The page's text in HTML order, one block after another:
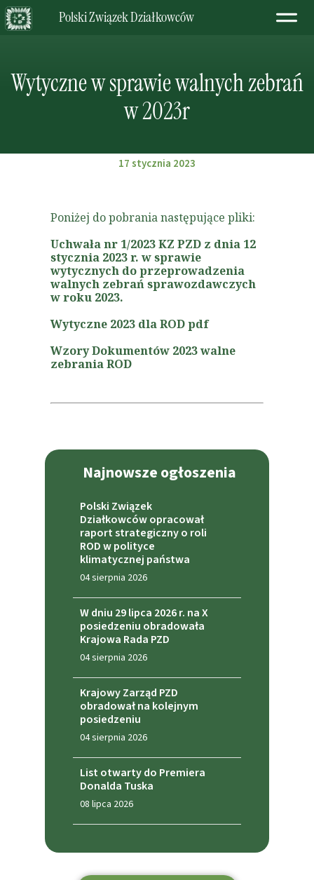
Polski Związek Działkowców
Najnowsze ogłoszenia
Polski Związek
Działkowców opracował
raport strategiczny o roli
ROD w polityce
klimatycznej państwa
04 sierpnia 2026
W dniu 29 lipca 2026 r. na X
posiedzeniu obradowała
Krajowa Rada PZD
04 sierpnia 2026
Krajowy Zarząd PZD
obradował na kolejnym
posiedzeniu
04 sierpnia 2026
List otwarty do Premiera
Donalda Tuska
08 lipca 2026
Wytyczne w sprawie walnych zebrań
w 2023r
17 stycznia 2023
Poniżej do pobrania następujące pliki:
Uchwała nr 1/2023 KZ PZD z dnia 12
stycznia 2023 r. w sprawie
wytycznych do przeprowadzenia
walnych zebrań sprawozdawczych
w roku 2023.
Wytyczne 2023 dla ROD pdf
Wzory Dokumentów 2023 walne
zebrania ROD